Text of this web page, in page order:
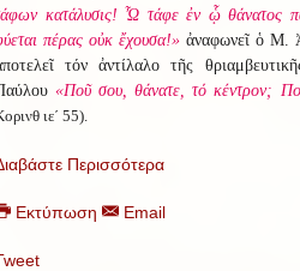
κατάλυσις! Ὦ τάφε ἐν ᾧ θάνατος
πέρας οὐκ ἔχουσα!» ἀναφωνεῖ ὁ Μ.
τόν ἀντίλαλο τῆς
«Ποῦ σου, θάνατε, τό κέντρον;
ιε΄ 55).
Περισσότερα
Εκτύπωση Email